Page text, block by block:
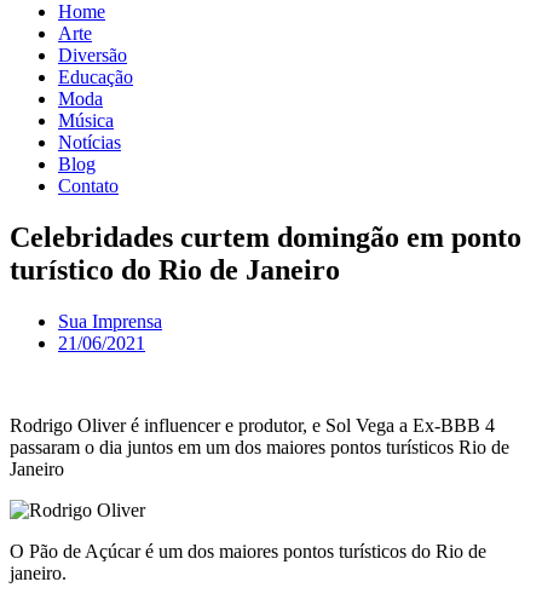
Home
Arte
Diversão
Educação
Moda
Música
Notícias
Blog
Contato
Celebridades curtem domingão em ponto
turístico do Rio de Janeiro
Sua Imprensa
21/06/2021
Rodrigo Oliver é influencer e produtor, e Sol Vega a Ex-BBB 4
passaram o dia juntos em um dos maiores pontos turísticos Rio de
Janeiro
O Pão de Açúcar é um dos maiores pontos turísticos do Rio de
janeiro.